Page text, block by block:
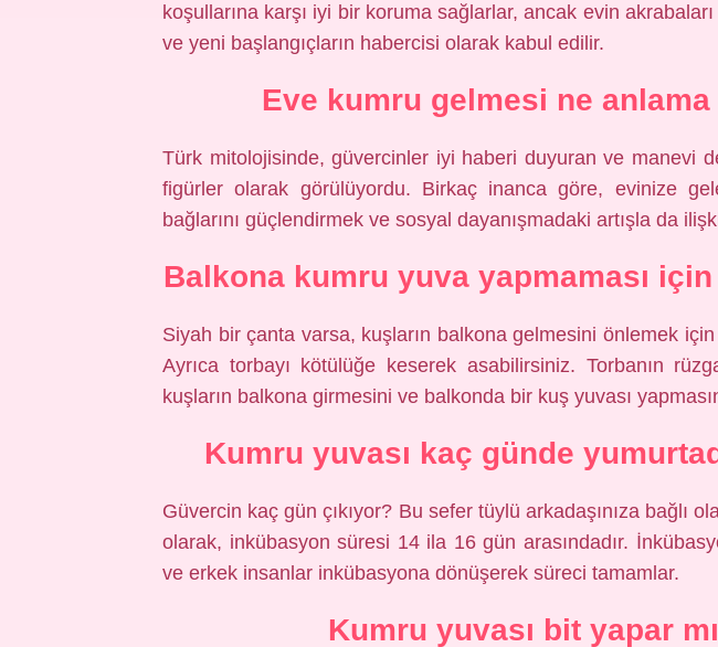
koşullarına karşı iyi bir koruma sağlarlar, ancak evin
ve yeni başlangıçların habercisi olarak kabul edilir.
Eve kumru gelmesi ne
Türk mitolojisinde, güvercinler iyi haberi duyuran ve manevi
figürler olarak görülüyordu. Birkaç inanca göre, evinize
bağlarını güçlendirmek ve sosyal dayanışmadaki artışla da
Balkona kumru yuva yapmaması için
Siyah bir çanta varsa, kuşların balkona gelmesini önlemek
Ayrıca torbayı kötülüğe keserek asabilirsiniz. Torbanın
kuşların balkona girmesini ve balkonda bir kuş yuvası
Kumru yuvası kaç günde
Güvercin kaç gün çıkıyor? Bu sefer tüylü arkadaşınıza bağlı
olarak, inkübasyon süresi 14 ila 16 gün arasındadır.
ve erkek insanlar inkübasyona dönüşerek süreci tamamlar.
Kumru yuvası bit yapar